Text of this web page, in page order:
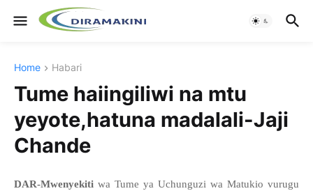
Home Habari
Tume haiingiliwi na mtu
yeyote,hatuna madalali-Jaji
Chande
DAR-Mwenyekiti wa Tume ya Uchunguzi wa Matukio vurugu